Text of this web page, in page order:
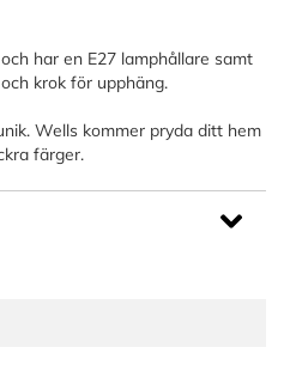
har en E27 lamphållare samt
krok för upphäng.
Wells kommer pryda ditt hem
färger.